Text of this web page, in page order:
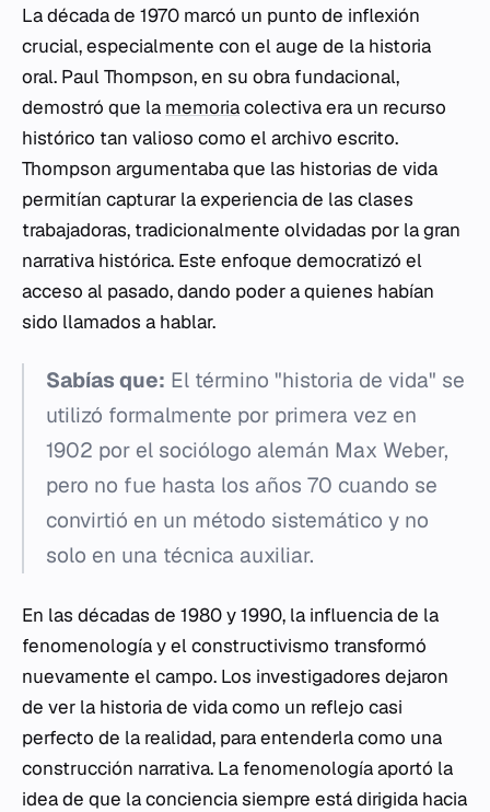
La década de 1970 marcó un punto de inflexión
crucial, especialmente con el auge de la historia
oral. Paul Thompson, en su obra fundacional,
demostró que la memoriacolectiva era un recurso
histórico tan valioso como el archivo escrito.
Thompson argumentaba que las historias de vida
permitían capturar la experiencia de las clases
trabajadoras, tradicionalmente olvidadas por la gran
narrativa histórica. Este enfoque democratizó el
acceso al pasado, dando poder a quienes habían
sido llamados a hablar.
Sabías que: El término "historia de vida" se
utilizó formalmente por primera vez en
1902 por el sociólogo alemán Max Weber,
pero no fue hasta los años 70 cuando se
convirtió en un método sistemático y no
solo en una técnica auxiliar.
En las décadas de 1980 y 1990, la influencia de la
fenomenología y el constructivismo transformó
nuevamente el campo. Los investigadores dejaron
de ver la historia de vida como un reflejo casi
perfecto de la realidad, para entenderla como una
construcción narrativa. La fenomenología aportó la
idea de que la conciencia siempre está dirigida hacia